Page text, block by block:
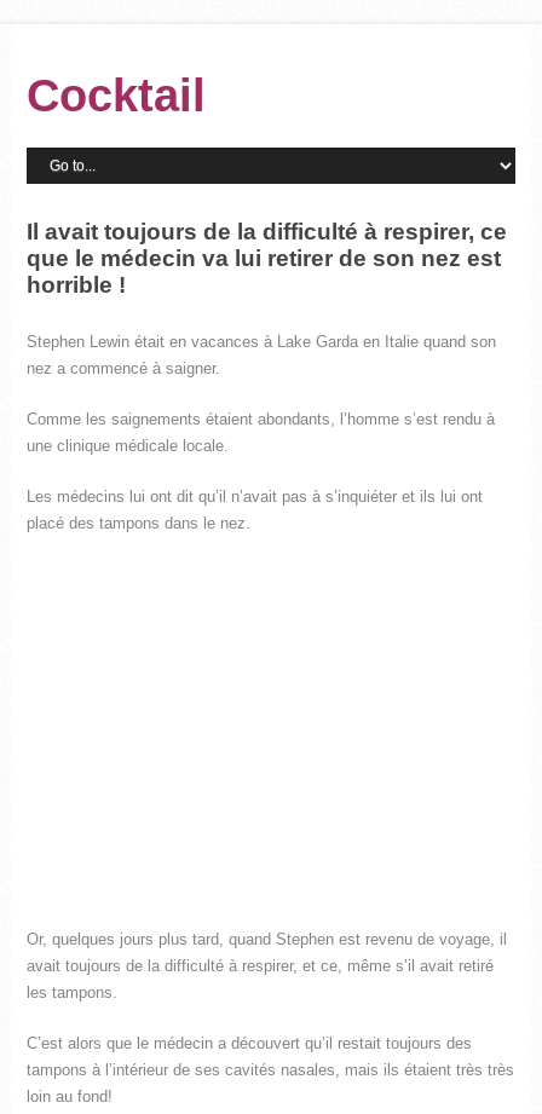
Cocktail
Il avait toujours de la difficulté à respirer, ce
que le médecin va lui retirer de son nez est
horrible !
Stephen Lewin était en vacances à Lake Garda en Italie quand son
nez a commencé à saigner.
Comme les saignements étaient abondants, l’homme s’est rendu à
une clinique médicale locale.
Les médecins lui ont dit qu’il n’avait pas à s’inquiéter et ils lui ont
placé des tampons dans le nez.
Or, quelques jours plus tard, quand Stephen est revenu de voyage, il
avait toujours de la difficulté à respirer, et ce, même s’il avait retiré
les tampons.
C’est alors que le médecin a découvert qu’il restait toujours des
tampons à l’intérieur de ses cavités nasales, mais ils étaient très très
loin au fond!